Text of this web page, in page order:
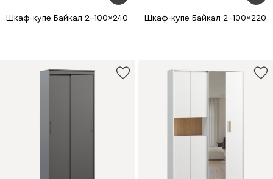
Шкаф-купе Байкал 2-100x240 Белый с зеркаломШкаф-купе Байкал 2-100x220